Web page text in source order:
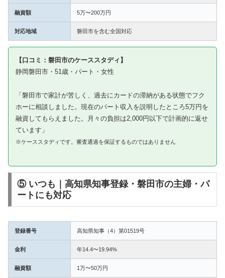
融資額 5万〜200万円
対応地域 磐田市を含む全国対応
【口コミ：磐田市のケーススタディ】
静岡磐田市・51歳・パート・女性
「磐田市で家計が苦しく、過去にカードの滞納がある状態でフク
ホーに相談しました。現在のパート収入を説明したところ5万円を
融資してもらえました。月々の負担は2,000円以下で計画的に返せ
ています」
※ケーススタディです。審査通過を保証するものではありません
⑤ いつも｜高知県知事登録・磐田市の主婦・パ
ートにも対応
登録番号 高知県知事（4）第01519号
金利 年14.4〜19.94%
融資額 1万〜50万円